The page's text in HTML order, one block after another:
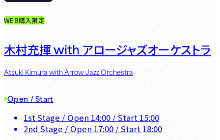
WEB購入限定
木村充揮with アロージャズオーケストラ
Atsuki Kimura with Arrow Jazz Orchestra
Open / Start
1st Stage / Open 14:00 / Start 15:00
2nd Stage / Open 17:00 / Start 18:00